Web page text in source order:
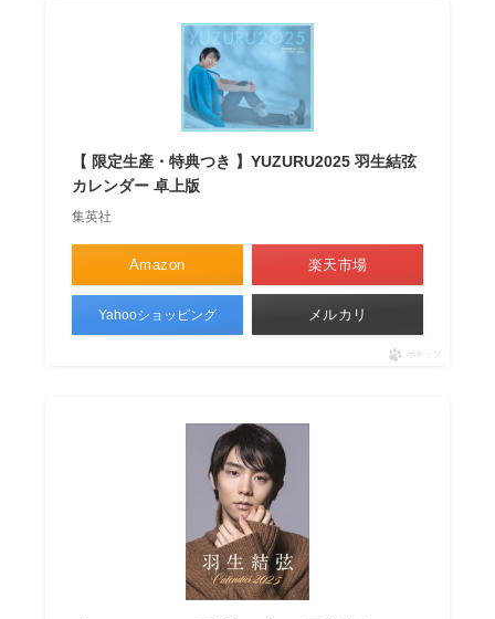
【 限定生産・特典つき 】YUZURU2025 羽生結弦
カレンダー 卓上版
集英社
Amazon 楽天市場
Yahooショッピング メルカリ
ポチップ